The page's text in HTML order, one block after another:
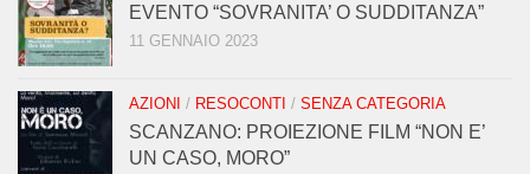
EVENTO “SOVRANITA’ O SUDDITANZA”
11 GENNAIO 2023
AZIONI / RESOCONTI / SENZA CATEGORIA
SCANZANO: PROIEZIONE FILM “NON E’
UN CASO, MORO”